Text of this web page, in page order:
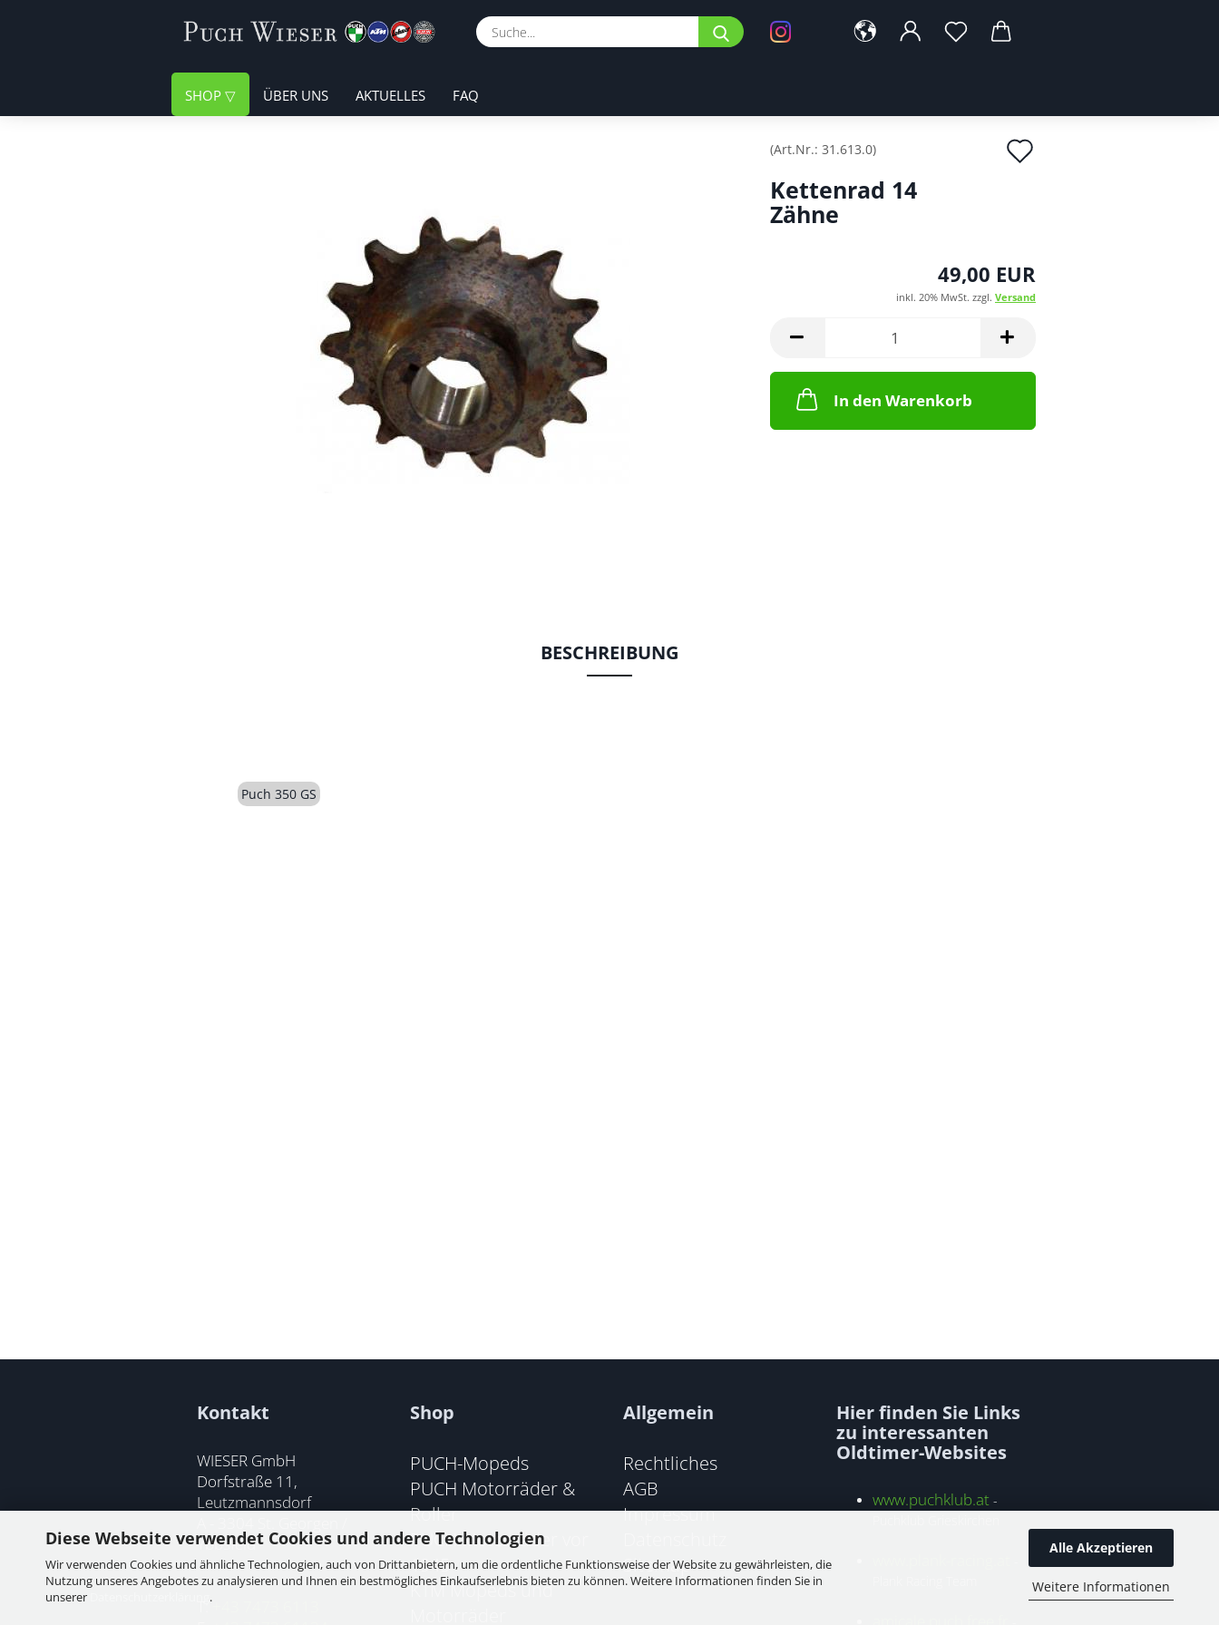
Diese Webseite verwendet Cookies und andere Technologien
Wir verwenden Cookies und ähnliche Technologien, auch von Drittanbietern, um die ordentliche Funktionsweise der Website zu gewährleisten, die
Nutzung unseres Angebotes zu analysieren und Ihnen ein bestmögliches Einkaufserlebnis bieten zu können. Weitere Informationen finden Sie in
unserer
.
Alle Akzeptieren
Weitere Informationen
Suche...
SHOP ÜBER UNS AKTUELLES FAQ
(Art.Nr.: 31.613.0)
Kettenrad 14
Zähne
49,00 EUR
inkl. 20% MwSt. zzgl. Versand
In den Warenkorb
BESCHREIBUNG
Puch 350 GS
Kontakt
WIESER GmbH
Dorfstraße 11,
Leutzmannsdorf
Ybbsfeld
T:
Shop
PUCH-Mopeds
PUCH Motorräder &
Roller
PUCH Motorräder vor
1945
KTM Mopeds und
Allgemein
Rechtliches
AGB
Impressum
Sitemap
Hier finden Sie Links
zu interessanten
Oldtimer-Websites
www.puchklub.at -